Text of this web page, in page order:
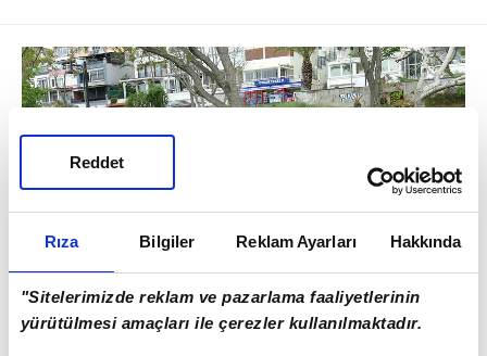
Rıza Bilgiler Reklam Ayarları Hakkında
"Sitelerimizde reklam ve pazarlama faaliyetlerinin
yürütülmesi amaçları ile çerezler kullanılmaktadır.
Reddet
09
Hemen onu çıkardım ama ölmüştü.